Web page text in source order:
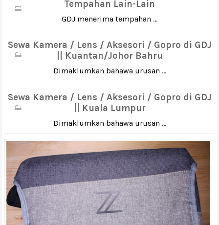
Tempahan Lain-Lain
GDJ menerima tempahan ...
Sewa Kamera / Lens / Aksesori / Gopro di GDJ
|| Kuantan/Johor Bahru
Dimaklumkan bahawa urusan ...
Sewa Kamera / Lens / Aksesori / Gopro di GDJ
|| Kuala Lumpur
Dimaklumkan bahawa urusan ...